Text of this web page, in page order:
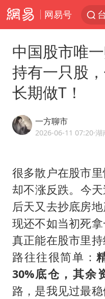
网易号
中国股市唯
持有一只股
长期做T！
一方聊市
2026-06-11 07:20·湖
很多散户在股市
却不涨反跌。今
后天又去抄底房
现还不如当初死
真正能在股市里
路往往很简单：
30%底仓，其余
路，是我见过最